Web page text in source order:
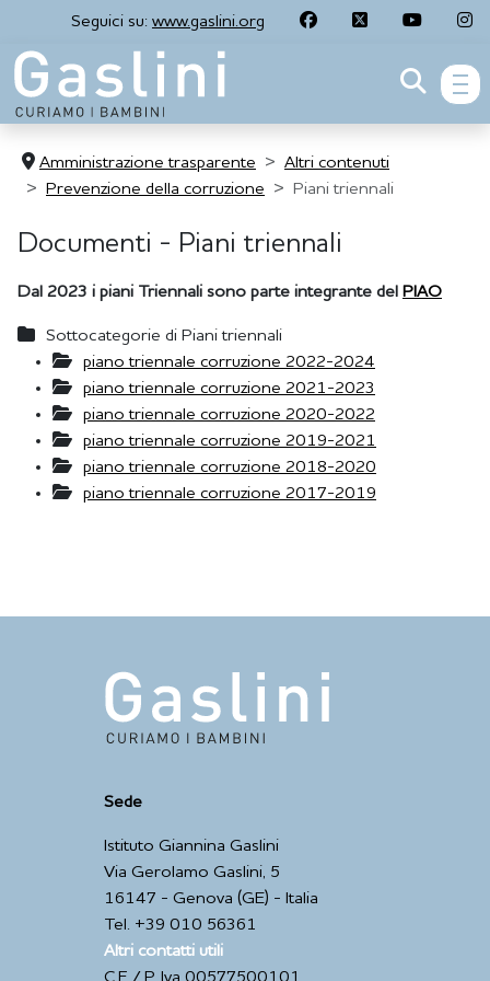
Seguici su: www.gaslini.org
Amministrazione trasparente
Altri contenuti
Prevenzione della corruzione
Piani triennali
Documenti - Piani triennali
Dal 2023 i piani Triennali sono parte integrante del PIAO
Sottocategorie di Piani triennali
piano triennale corruzione 2022-2024
piano triennale corruzione 2021-2023
piano triennale corruzione 2020-2022
piano triennale corruzione 2019-2021
piano triennale corruzione 2018-2020
piano triennale corruzione 2017-2019
Sede
Istituto Giannina Gaslini
Via Gerolamo Gaslini, 5
16147 - Genova (GE) - Italia
Tel. +39 010 56361
Altri contatti utili